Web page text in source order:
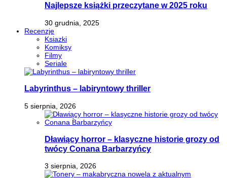
Najlepsze książki przeczytane w 2025 roku
30 grudnia, 2025
Recenzje
Ksiazki
Komiksy
Filmy
Seriale
Labyrinthus – labiryntowy thriller
5 sierpnia, 2026
Dławiący horror – klasyczne historie grozy od
twócy Conana Barbarzyńcy
3 sierpnia, 2026